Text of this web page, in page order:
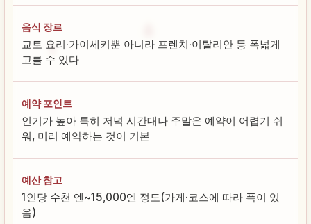
음식 장르
교토 요리·가이세키뿐 아니라 프렌치·이탈리안 등 폭넓게
고를 수 있다
예약 포인트
인기가 높아 특히 저녁 시간대나 주말은 예약이 어렵기 쉬
워, 미리 예약하는 것이 기본
예산 참고
1인당 수천 엔~15,000엔 정도(가게·코스에 따라 폭이 있
음)